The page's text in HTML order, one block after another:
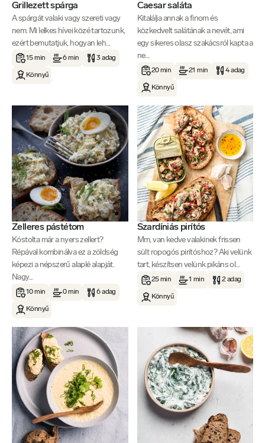
Grillezett spárga
A spárgát valaki vagy szereti vagy
nem. Mi lelkes hívei közé tartozunk,
ezért bemutatjuk, hogyan leh...
15 min 6 min 3 adag
Könnyű
Caesar saláta
Kitalálja annak a finom és
közkedvelt salátának a nevét, ami
egy sikeres olasz szakácsról kapta a
ne...
20 min 21 min 4 adag
Könnyű
Zelleres pástétom
Kóstolta már a nyers zellert?
Répával kombinálva ez a zöldség
képezi a népszerű alaplé alapját.
Nagy...
10 min 0 min 6 adag
Könnyű
Szardíniás pirítós
Mm, van kedve valakinek frissen
sült ropogós pirítóshoz? Aki velünk
tart, készítsen velünk pikáns ol...
25 min 1 min 2 adag
Könnyű